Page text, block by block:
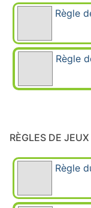
Règle
Règle
RÈGLES DE
Règle